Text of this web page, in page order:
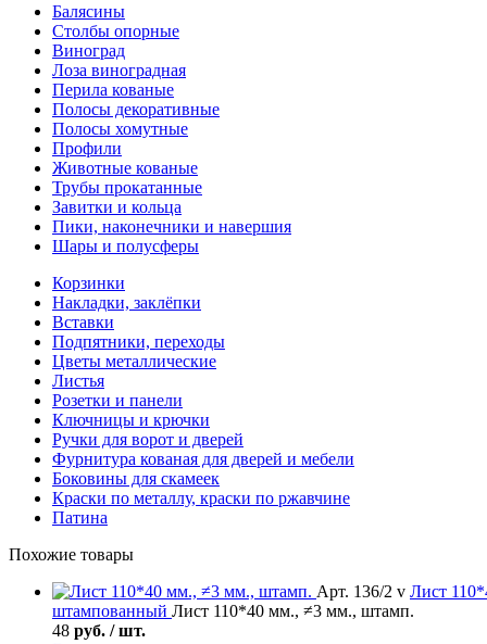
Балясины
Столбы опорные
Виноград
Лоза виноградная
Перила кованые
Полосы декоративные
Полосы хомутные
Профили
Животные кованые
Трубы прокатанные
Завитки и кольца
Пики, наконечники и навершия
Шары и полусферы
Корзинки
Накладки, заклёпки
Вставки
Подпятники, переходы
Цветы металлические
Листья
Розетки и панели
Ключницы и крючки
Ручки для ворот и дверей
Фурнитура кованая для дверей и мебели
Боковины для скамеек
Краски по металлу, краски по ржавчине
Патина
Похожие товары
Арт. 136/2 v Лист
штампованный Лист 110*40 мм., ≠3 мм., штамп.
48 руб. / шт.